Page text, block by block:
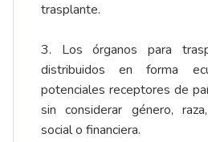
trasplante.
3. Los órganos para
distribuidos en forma
potenciales receptores de
sin considerar género,
social o financiera.